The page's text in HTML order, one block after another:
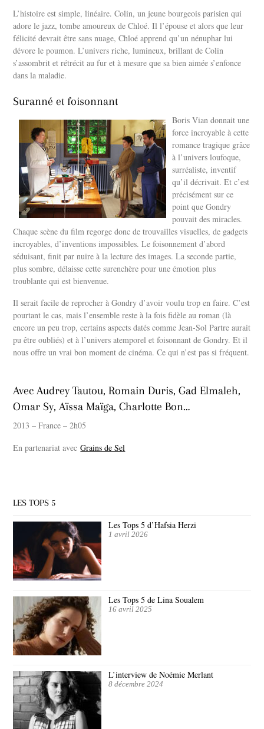
L’histoire est simple, linéaire. Colin, un jeune bourgeois parisien qui
adore le jazz, tombe amoureux de Chloé. Il l’épouse et alors que leur
félicité devrait être sans nuage, Chloé apprend qu’un nénuphar lui
dévore le poumon. L’univers riche, lumineux, brillant de Colin
s’assombrit et rétrécit au fur et à mesure que sa bien aimée s’enfonce
dans la maladie.
Suranné et foisonnant
Boris Vian donnait une
force incroyable à cette
romance tragique grâce
à l’univers loufoque,
surréaliste, inventif
qu’il décrivait. Et c’est
précisément sur ce
point que Gondry
pouvait des miracles.
Chaque scène du film regorge donc de trouvailles visuelles, de gadgets
incroyables, d’inventions impossibles. Le foisonnement d’abord
séduisant, finit par nuire à la lecture des images. La seconde partie,
plus sombre, délaisse cette surenchère pour une émotion plus
troublante qui est bienvenue.
Il serait facile de reprocher à Gondry d’avoir voulu trop en faire. C’est
pourtant le cas, mais l’ensemble reste à la fois fidèle au roman (là
encore un peu trop, certains aspects datés comme Jean-Sol Partre aurait
pu être oubliés) et à l’univers atemporel et foisonnant de Gondry. Et il
nous offre un vrai bon moment de cinéma. Ce qui n’est pas si fréquent.
Avec Audrey Tautou, Romain Duris, Gad Elmaleh,
Omar Sy, Aïssa Maïga, Charlotte Bon…
2013 – France – 2h05
En partenariat avecGrains de Sel
LES TOPS 5
Les Tops 5 d’Hafsia Herzi
1 avril 2026
Les Tops 5 de Lina Soualem
16 avril 2025
L’interview de Noémie Merlant
8 décembre 2024